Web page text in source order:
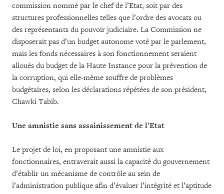
commission nommé par le chef de l’Etat, soit par des
structures professionnelles telles que l’ordre des avocats ou
des représentants du pouvoir judiciaire. La Commission ne
disposerait pas d’un budget autonome voté par le parlement,
mais les fonds nécessaires à son fonctionnement seraient
alloués du budget de la Haute Instance pour la prévention de
la corruption, qui elle-même souffre de problèmes
budgétaires, selon les déclarations répétées de son président,
Chawki Tabib.
Une amnistie sans assainissement de l’Etat
Le projet de loi, en proposant une amnistie aux
fonctionnaires, entraverait aussi la capacité du gouvernement
d’établir un mécanisme de contrôle au sein de
l’administration publique afin d’évaluer l’intégrité et l’aptitude